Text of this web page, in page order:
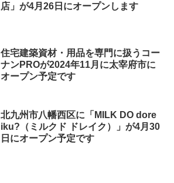
店」が4月26日にオープンします
住宅建築資材・用品を専門に扱うコー
ナンPROが2024年11月に太宰府市に
オープン予定です
北九州市八幡西区に「MILK DO dore
iku?（ミルクド ドレイク）」が4月30
日にオープン予定です